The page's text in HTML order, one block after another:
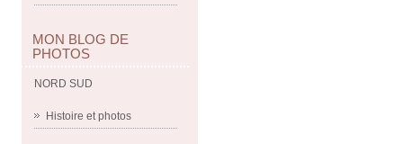
MON BLOG DE
PHOTOS
NORD SUD
Histoire et photos